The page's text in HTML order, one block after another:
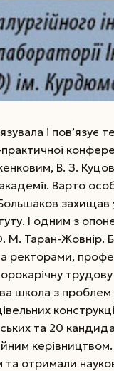
і пов’язує
В. З.
Варто
захищав у
І одним з
Таран-Жовнір.
ректорами,
трудову
школа з проблем
та 20
отримали